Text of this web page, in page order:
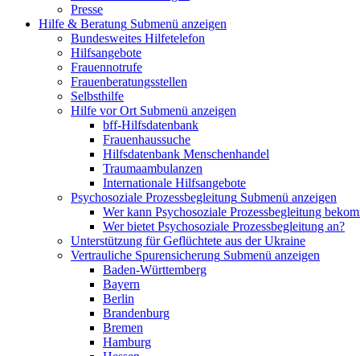
Presse
Hilfe & Beratung Submenü anzeigen
Bundesweites Hilfetelefon
Hilfsangebote
Frauennotrufe
Frauenberatungsstellen
Selbsthilfe
Hilfe vor Ort Submenü anzeigen
bff-Hilfsdatenbank
Frauenhaussuche
Hilfsdatenbank Menschenhandel
Traumaambulanzen
Internationale Hilfsangebote
Psychosoziale Prozessbegleitung Submenü anzeigen
Wer kann Psychosoziale Prozessbegleitung
Wer bietet Psychosoziale Prozessbegleitung an?
Unterstützung für Geflüchtete aus der Ukraine
Vertrauliche Spurensicherung Submenü anzeigen
Baden-Württemberg
Bayern
Berlin
Brandenburg
Bremen
Hamburg